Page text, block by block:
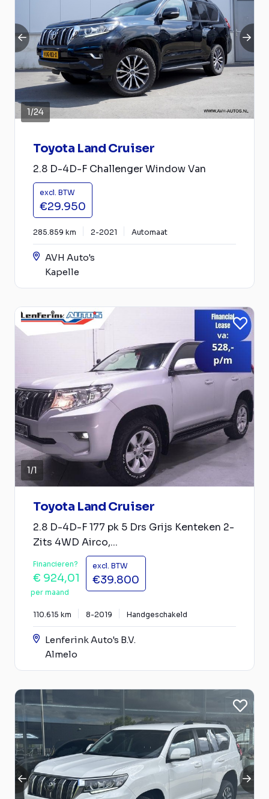
1/24
Toyota Land Cruiser
2.8 D-4D-F Challenger Window Van
excl. BTW
€29.950
285.859 km 2-2021 Automaat
AVH Auto's
Kapelle
1/1
Toyota Land Cruiser
2.8 D-4D-F 177 pk 5 Drs Grijs Kenteken 2-
Zits 4WD Airco,...
Financieren?
€ 924,01
per maand
excl. BTW
€39.800
110.615 km 8-2019 Handgeschakeld
Lenferink Auto's B.V.
Almelo